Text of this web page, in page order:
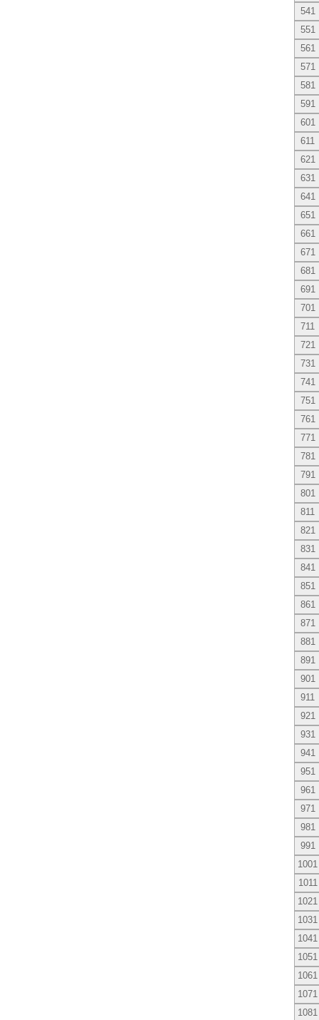
541
551
561
571
581
591
601
611
621
631
641
651
661
671
681
691
701
711
721
731
741
751
761
771
781
791
801
811
821
831
841
851
861
871
881
891
901
911
921
931
941
951
961
971
981
991
1001
1011
1021
1031
1041
1051
1061
1071
1081